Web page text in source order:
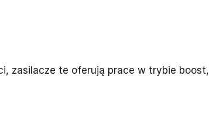
zasilacze te oferują prace w trybie boost,